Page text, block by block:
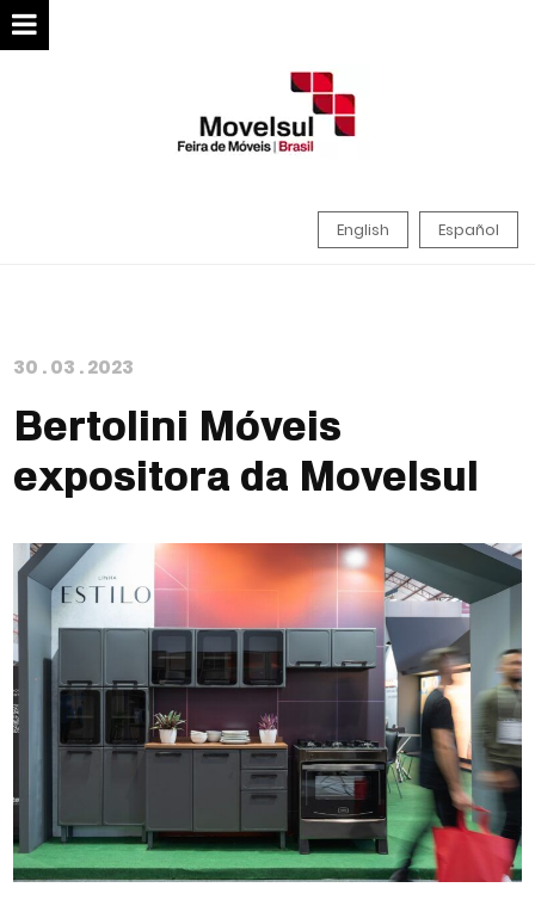
English Español
30 .03 .2023
Bertolini Móveis
expositora da Movelsul